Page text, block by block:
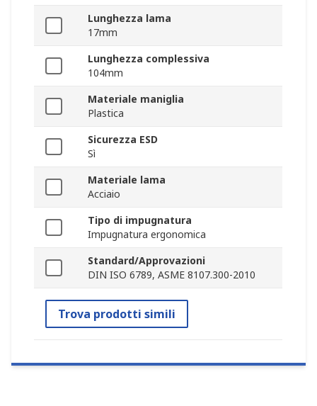
Lunghezza lama
17mm
Lunghezza complessiva
104mm
Materiale maniglia
Plastica
Sicurezza ESD
Sì
Materiale lama
Acciaio
Tipo di impugnatura
Impugnatura ergonomica
Standard/Approvazioni
DIN ISO 6789, ASME 8107.300-2010
Trova prodotti simili